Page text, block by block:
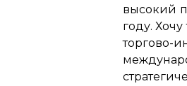
высокий
году.
торгово-